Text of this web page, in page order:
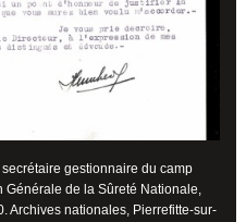
gestionnaire du camp
Générale de la Sûreté Nationale,
Archives nationales, Pierrefitte-sur-